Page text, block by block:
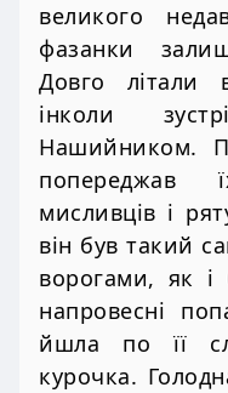
великого
фазанки
Довго літали
інколи
Нашийником.
попереджав
мисливців і
він був такий
ворогами, як і
напровесні
йшла по її
курочка.